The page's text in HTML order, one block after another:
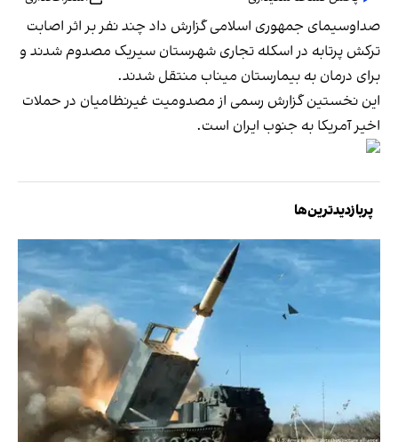
صداوسیمای جمهوری اسلامی گزارش داد چند نفر بر اثر اصابت
ترکش پرتابه در اسکله تجاری شهرستان سیریک مصدوم شدند و
برای درمان به بیمارستان میناب منتقل شدند.
این نخستین گزارش رسمی از مصدومیت غیرنظامیان در حملات
اخیر آمریکا به جنوب ایران است.
پربازدیدترین‌ها